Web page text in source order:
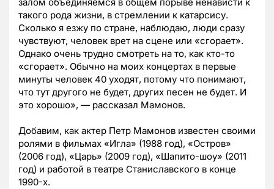
залом объединяемся в общем порыве ненависти к
такого рода жизни, в стремлении к катарсису.
Сколько я езжу по стране, наблюдаю, люди сразу
чувствуют, человек врет на сцене или «сгорает».
Однако очень трудно смотреть на то, как кто-то
«сгорает». Обычно на моих концертах в первые
минуты человек 40 уходят, потому что понимают,
что тут другого не будет, других песен не будет. И
это хорошо», — рассказал Мамонов.
Добавим, как актер Петр Мамонов известен своими
ролями в фильмах «Игла» (1988 год), «Остров»
(2006 год), «Царь» (2009 год), «Шапито-шоу» (2011
год) и работой в театре Станиславского в конце
1990-х.